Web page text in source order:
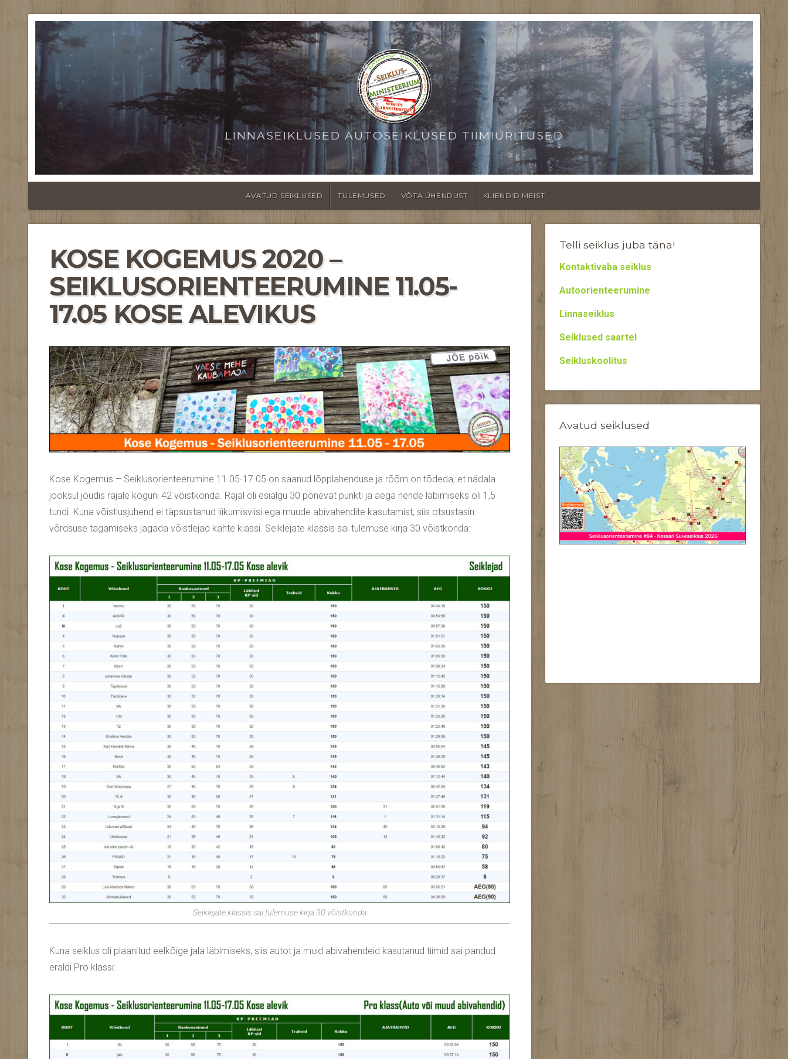
LINNASEIKLUSED AUTOSEIKLUSED TIIMIÜRITUSED
AVATUD SEIKLUSED TULEMUSED VÕTA ÜHENDUST KLIENDID MEIST
KOSE KOGEMUS 2020 –
SEIKLUSORIENTEERUMINE 11.05-
17.05 KOSE ALEVIKUS
Kose Kogemus – Seiklusorienteerumine 11.05-17.05 on saanud lõpplahenduse ja rõõm on tõdeda, et nädala
jooksul jõudis rajale koguni 42 võistkonda. Rajal oli esialgu 30 põnevat punkti ja aega nende läbimiseks oli 1,5
tundi. Kuna võistlusjuhend ei täpsustanud liikumisviisi ega muude abivahendite kasutamist, siis otsustasin
võrdsuse tagamiseks jagada võistlejad kahte klassi. Seiklejate klassis sai tulemuse kirja 30 võistkonda:
Seiklejate klassis sai tulemuse kirja 30 võistkonda
Kuna seiklus oli plaanitud eelkõige jala läbimiseks, siis autot ja muid abivahendeid kasutanud tiimid sai pandud
eraldi Pro klassi:
Telli seiklus juba täna!
Kontaktivaba seiklus
Autoorienteerumine
Linnaseiklus
Seiklused saartel
Seikluskoolitus
Avatud seiklused